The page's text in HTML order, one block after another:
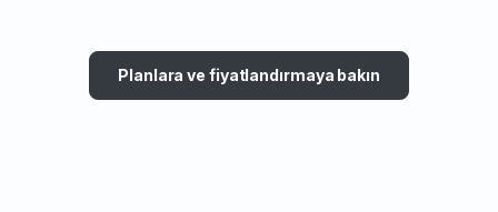
Planlara ve fiyatlandırmaya bakın